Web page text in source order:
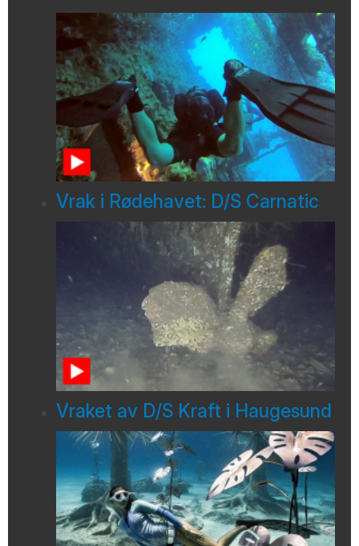
Vrak i Rødehavet: D/S Carnatic
Vraket av D/S Kraft i Haugesund